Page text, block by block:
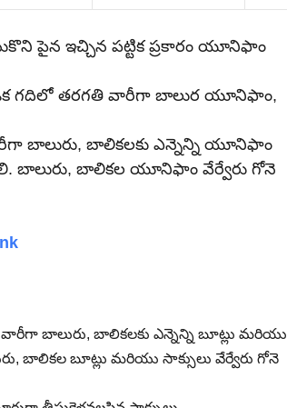
పైన ఇచ్చిన పట్టిక ప్రకారం యూనిఫాం
గదిలో తరగతి వారీగా బాలుర యూనిఫాం,
బాలురు, బాలికలకు ఎన్నెన్ని యూనిఫాం
బాలురు, బాలికల యూనిఫాం వేర్వేరు గోనె
బాలురు, బాలికలకు ఎన్నెన్ని బూట్లు మరియు
బాలికల బూట్లు మరియు సాక్సులు వేర్వేరు గోనె